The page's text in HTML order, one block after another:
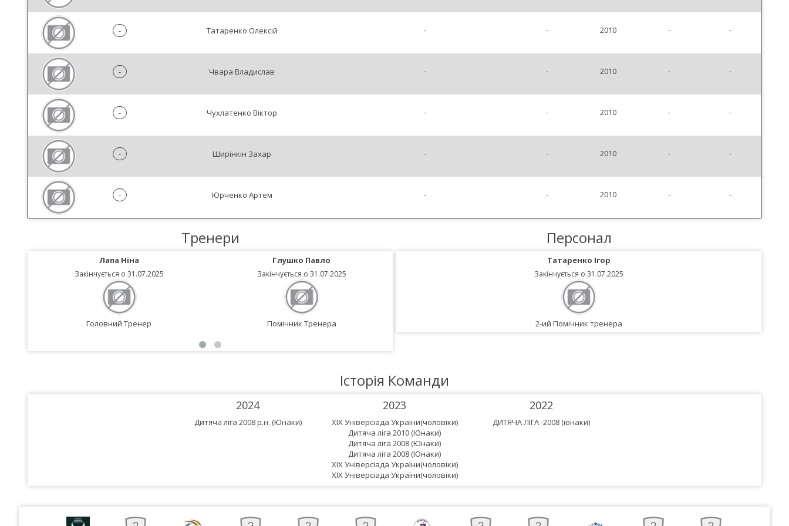
- Татаренко Олексій - - 2010 - -
- Чвара Владислав - - 2010 - -
- Чухлатенко Віктор - - 2010 - -
- Ширінкін Захар - - 2010 - -
- Юрченко Артем - - 2010 - -
Тренери
Лапа Ніна
Закінчується о 31.07.2025
Головний Тренер
Глушко Павло
Закінчується о 31.07.2025
Помічник Тренера
Персонал
Татаренко Ігор
Закінчується о 31.07.2025
2-ий Помічник тренера
Історія Команди
2024
Дитяча ліга 2008 р.н. (Юнаки)
2023
XIX Універсіада України(чоловіки)
Дитяча ліга 2010 (Юнаки)
Дитяча ліга 2008 (Юнаки)
Дитяча ліга 2008 (Юнаки)
XIX Універсіада України(чоловіки)
XIX Універсіада України(чоловіки)
2022
ДИТЯЧА ЛІГА -2008 (юнаки)